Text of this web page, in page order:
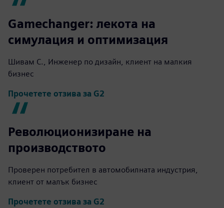
Gamechanger: лекота на
симулация и оптимизация
Шивам С., Инженер по дизайн, клиент на малкия
бизнес
Прочетете отзива за G2
Революционизиране на
производството
Проверен потребител в автомобилната индустрия,
клиент от малък бизнес
Прочетете отзива за G2